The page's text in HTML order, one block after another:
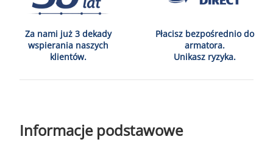
Za nami już 3 dekady
wspierania naszych
klientów.
Płacisz bezpośrednio do
armatora.
Unikasz ryzyka.
Informacje podstawowe